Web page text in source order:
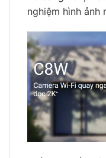
nghiệm hình ảnh